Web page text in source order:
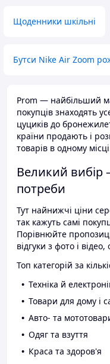
Щоденники шкільні
Бутси Nike Air Zoom
Prom — найбільший
покупців знаходять
цуциків до
країни продають і
товарів в одному
Великий вибір
потреби
Тут найнижчі ціни
так кажуть самі
Порівнюйте
відгуки з фото і
Топ категорій за
Техніка й
Товари для дому і
Авто- та
Одяг та взуття
Краса та здоров'я